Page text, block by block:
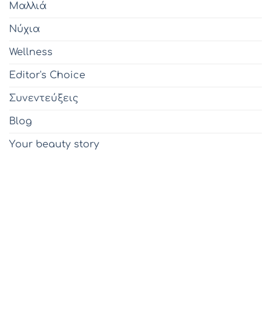
Μαλλιά
Νύχια
Wellness
Editor's Choice
Συνεντεύξεις
Blog
Υour beauty story